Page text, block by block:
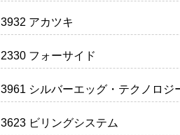
3932 アカツキ
2330 フォーサイド
3961 シルバーエッグ・テクノロジ
3623 ビリングシステム